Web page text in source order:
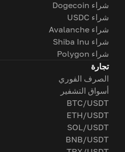
شراء Dogecoin
شراء USDC
شراء Avalanche
شراء Shiba Inu
شراء Polygon
تجارة
الصرف الفوري
أسواق التشفير
BTC/USDT
ETH/USDT
SOL/USDT
BNB/USDT